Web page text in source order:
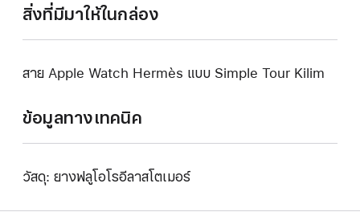
สิ่งที่มีมาให้ในกล่อง
สาย Apple Watch Hermès แบบ Simple Tour Kilim
ข้อมูลทางเทคนิค
วัสดุ: ยางฟลูโอโรอีลาสโตเมอร์